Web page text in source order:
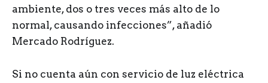
ambiente, dos o tres veces más alto de lo
normal, causando infecciones”, añadió
Mercado Rodríguez.
Si no cuenta aún con servicio de luz eléctrica